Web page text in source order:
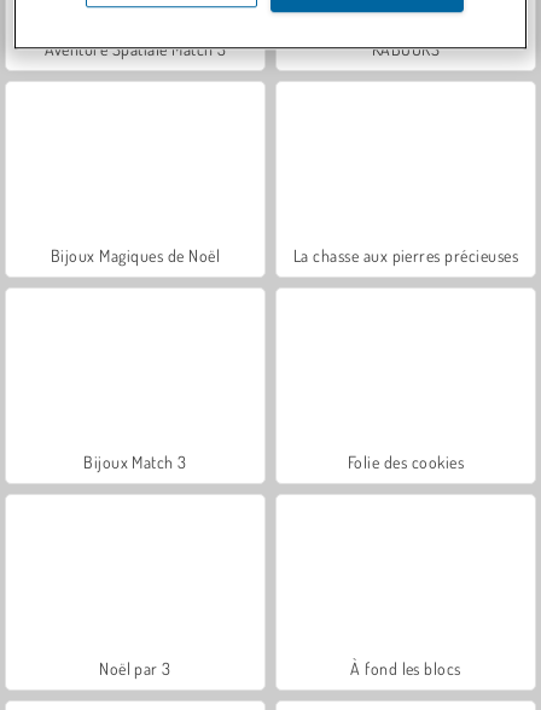
Aventure Spatiale Match 3 KABOURS
Bijoux Magiques de Noël La chasse aux pierres précieuses
Bijoux Match 3 Folie des cookies
Noël par 3 À fond les blocs